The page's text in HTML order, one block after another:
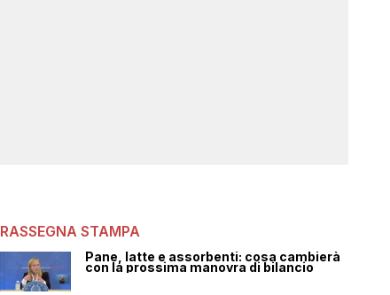
RASSEGNA STAMPA
Pane, latte e assorbenti: cosa cambierà
con la prossima manovra di bilancio